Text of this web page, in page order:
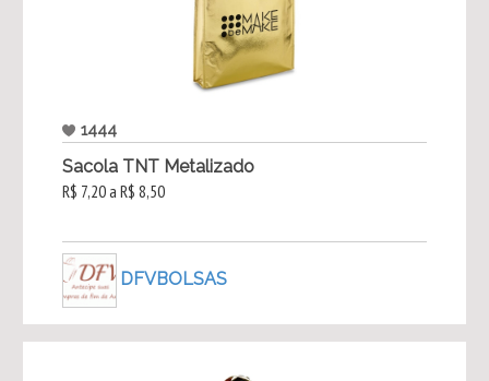
1444
Sacola TNT Metalizado
R$ 7,20 a R$ 8,50
DFVBOLSAS